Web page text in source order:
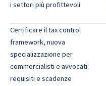
i settori più profittevoli
Certificare il tax control
framework, nuova
specializzazione per
commercialisti e avvocati:
requisiti e scadenze